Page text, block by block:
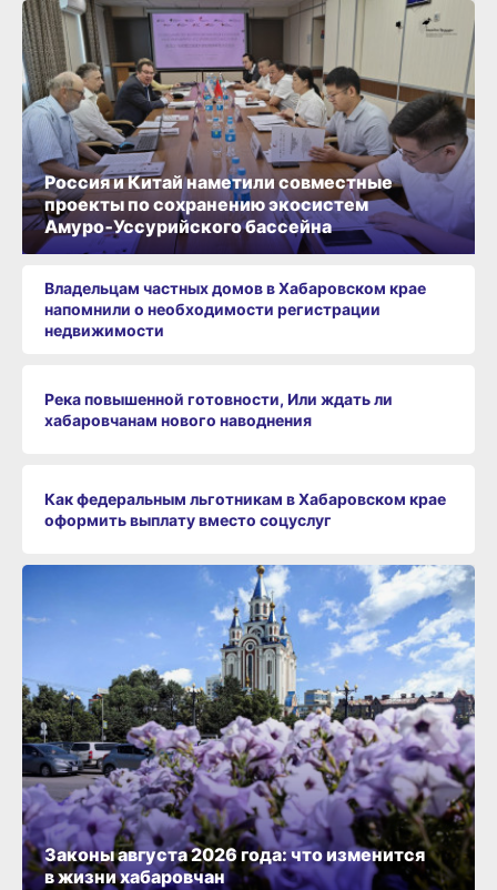
Россия и Китай наметили совместные
проекты по сохранению экосистем
Амуро‑Уссурийского бассейна
Владельцам частных домов в Хабаровском крае
напомнили о необходимости регистрации
недвижимости
Река повышенной готовности, Или ждать ли
хабаровчанам нового наводнения
Как федеральным льготникам в Хабаровском крае
оформить выплату вместо соцуслуг
Законы августа 2026 года: что изменится
в жизни хабаровчан